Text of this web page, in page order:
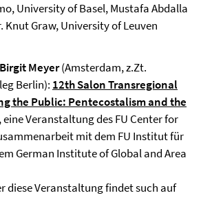
University of Basel, Mustafa Abdalla
Knut Graw, University of Leuven
Meyer(Amsterdam, z.Zt.
Berlin): 12th Salon Transregional
the Public: Pentecostalism and the
, eine Veranstaltung des FU Center for
mit dem FU Institut für
German Institute of Global and Area
diese Veranstaltung findet such auf